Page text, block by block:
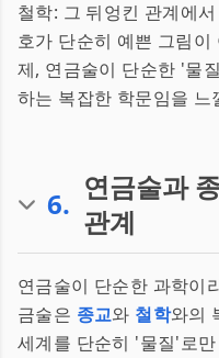
철학: 그 뒤엉킨 관계에
호가 단순히 예쁜 그림
제, 연금술이 단순한 '물
하는 복잡한 학문임을 느
6. 연금술과
관계
연금술이 단순한 과학이
금술은 종교와 철학와의
세계를 단순히 '물질'로